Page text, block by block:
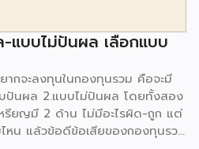
แบบไม่ปันผล เลือกแบบ
ากจะลงทุนในกองทุนรวม คือจะมี
นผล 2.แบบไม่ปันผล โดยทั้งสอง
รียญมี 2 ด้าน ไม่มีอะไรผิด-ถูก แต่
หน แล้วข้อดีข้อเสียของกองทุนรวม